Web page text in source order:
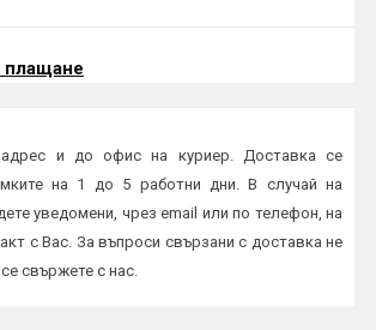
плащане
и до офис на куриер. Доставка се
на 1 до 5 работни дни. В случай на
уведомени, чрез email или по телефон, на
с Вас. За въпроси свързани с доставка не
свържете с нас.